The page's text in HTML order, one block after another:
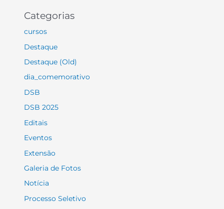
Categorias
cursos
Destaque
Destaque (Old)
dia_comemorativo
DSB
DSB 2025
Editais
Eventos
Extensão
Galeria de Fotos
Notícia
Processo Seletivo